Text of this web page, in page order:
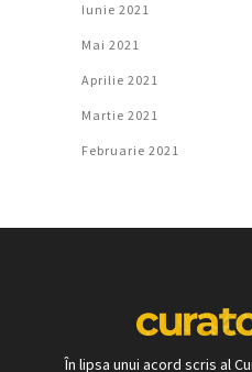
Iunie 2021
Mai 2021
Aprilie 2021
Martie 2021
Februarie 2021
În lipsa unui acord scris al